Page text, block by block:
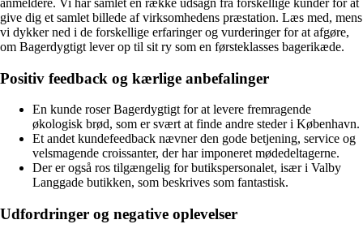
give dig et samlet billede af virksomhedens præstation. Læs med, mens
vi dykker ned i de forskellige erfaringer og vurderinger for at afgøre,
om Bagerdygtigt lever op til sit ry som en førsteklasses bagerikæde.
Positiv feedback og kærlige anbefalinger
En kunde roser Bagerdygtigt for at levere fremragende
økologisk brød, som er svært at finde andre steder i København.
Et andet kundefeedback nævner den gode betjening, service og
velsmagende croissanter, der har imponeret mødedeltagerne.
Der er også ros tilgængelig for butikspersonalet, især i Valby
Langgade butikken, som beskrives som fantastisk.
Udfordringer og negative oplevelser